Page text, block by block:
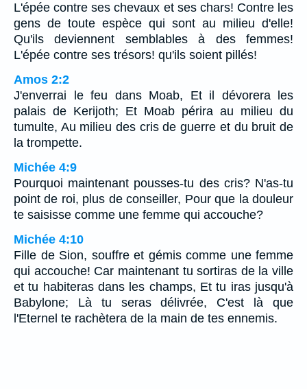
L'épée contre ses chevaux et ses chars! Contre les
gens de toute espèce qui sont au milieu d'elle!
Qu'ils deviennent semblables à des femmes!
L'épée contre ses trésors! qu'ils soient pillés!
Amos 2:2
J'enverrai le feu dans Moab, Et il dévorera les
palais de Kerijoth; Et Moab périra au milieu du
tumulte, Au milieu des cris de guerre et du bruit de
la trompette.
Michée 4:9
Pourquoi maintenant pousses-tu des cris? N'as-tu
point de roi, plus de conseiller, Pour que la douleur
te saisisse comme une femme qui accouche?
Michée 4:10
Fille de Sion, souffre et gémis comme une femme
qui accouche! Car maintenant tu sortiras de la ville
et tu habiteras dans les champs, Et tu iras jusqu'à
Babylone; Là tu seras délivrée, C'est là que
l'Eternel te rachètera de la main de tes ennemis.